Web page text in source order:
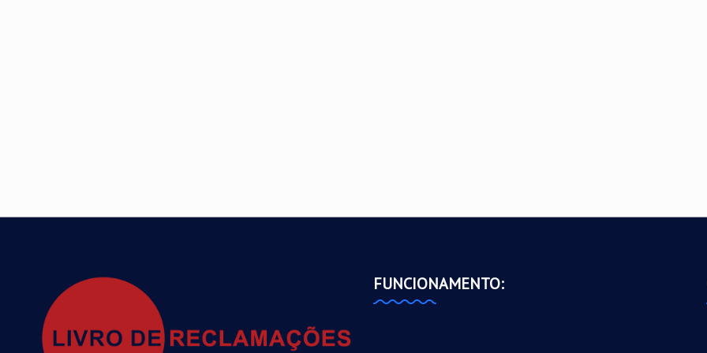
FUNCIONAMENTO: